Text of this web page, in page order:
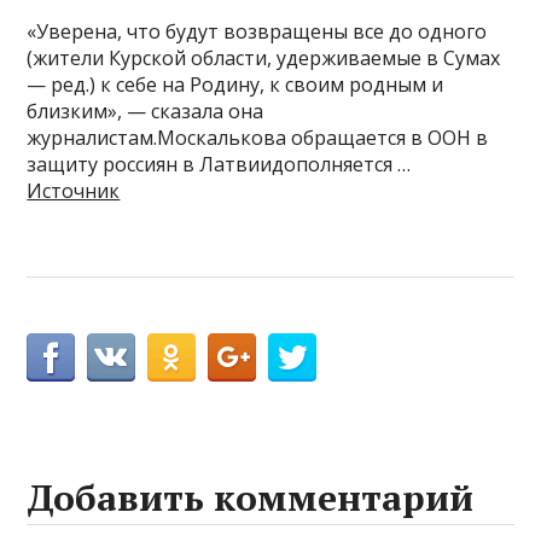
«Уверена, что будут возвращены все до одного
(жители Курской области, удерживаемые в Сумах
— ред.) к себе на Родину, к своим родным и
близким», — сказала она
журналистам.Москалькова обращается в ООН в
защиту россиян в Латвиидополняется …
Источник
Добавить комментарий